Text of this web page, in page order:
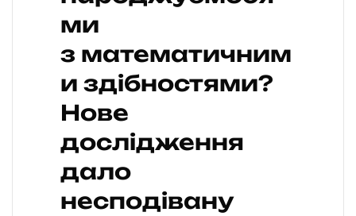
ми
з математичним
и здібностями?
Нове
дослідження
дало
несподівану